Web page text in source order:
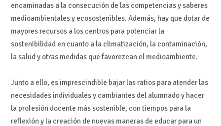
encaminadas a la consecución de las competencias y saberes
medioambientales y ecosostenibles. Además, hay que dotar de
mayores recursos a los centros para potenciar la
sostenibilidad en cuanto a la climatización, la contaminación,
la salud y otras medidas que favorezcan el medioambiente.
Junto a ello, esimprescindible bajar lasratios para atender las
necesidadesindividuales y cambiantes del alumnado y hacer
la profesión docente más sostenible, con tiempos para la
reflexión y la creación de nuevas maneras de educar para un